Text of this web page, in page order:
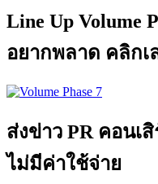
Line Up Volume
อยากพลาด คลิกเ
ส่งข่าว PR คอนเ
ไม่มีค่าใช้จ่าย